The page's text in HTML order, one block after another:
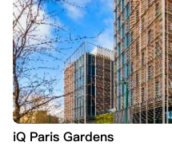
iQ Paris Gardens